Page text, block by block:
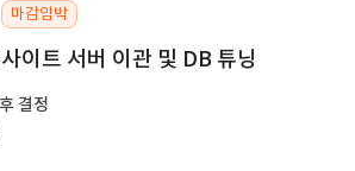
마감임박
이트 서버 이관 및 DB 튜닝
결정